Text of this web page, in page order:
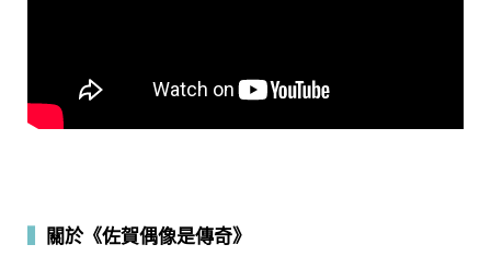
關於《佐賀偶像是傳奇》